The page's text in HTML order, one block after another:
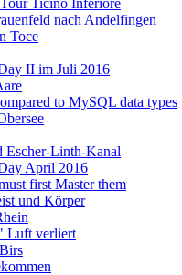
Ticino Inferiore
nach Andelfingen
Toce
II im Juli 2016
to MySQL data types
Escher-Linth-Kanal
April 2016
first Master them
und Körper
Luft verliert